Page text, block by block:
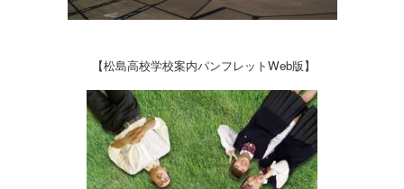
【松島高校学校案内パンフレットWeb版】